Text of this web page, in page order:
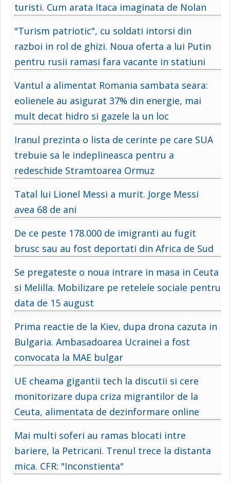
turisti. Cum arata Itaca imaginata de Nolan
"Turism patriotic", cu soldati intorsi din
razboi in rol de ghizi. Noua oferta a lui Putin
pentru rusii ramasi fara vacante in statiuni
Vantul a alimentat Romania sambata seara:
eolienele au asigurat 37% din energie, mai
mult decat hidro si gazele la un loc
Iranul prezinta o lista de cerinte pe care SUA
trebuie sa le indeplineasca pentru a
redeschide Stramtoarea Ormuz
Tatal lui Lionel Messi a murit. Jorge Messi
avea 68 de ani
De ce peste 178.000 de imigranti au fugit
brusc sau au fost deportati din Africa de Sud
Se pregateste o noua intrare in masa in Ceuta
si Melilla. Mobilizare pe retelele sociale pentru
data de 15 august
Prima reactie de la Kiev, dupa drona cazuta in
Bulgaria. Ambasadoarea Ucrainei a fost
convocata la MAE bulgar
UE cheama gigantii tech la discutii si cere
monitorizare dupa criza migrantilor de la
Ceuta, alimentata de dezinformare online
Mai multi soferi au ramas blocati intre
bariere, la Petricani. Trenul trece la distanta
mica. CFR: "Inconstienta"